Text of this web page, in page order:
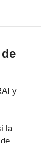
y
la